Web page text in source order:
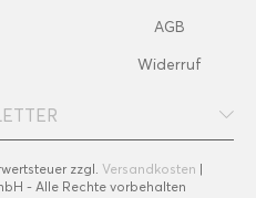
AGB
Widerruf
zzgl. Versandkosten |
- Alle Rechte vorbehalten